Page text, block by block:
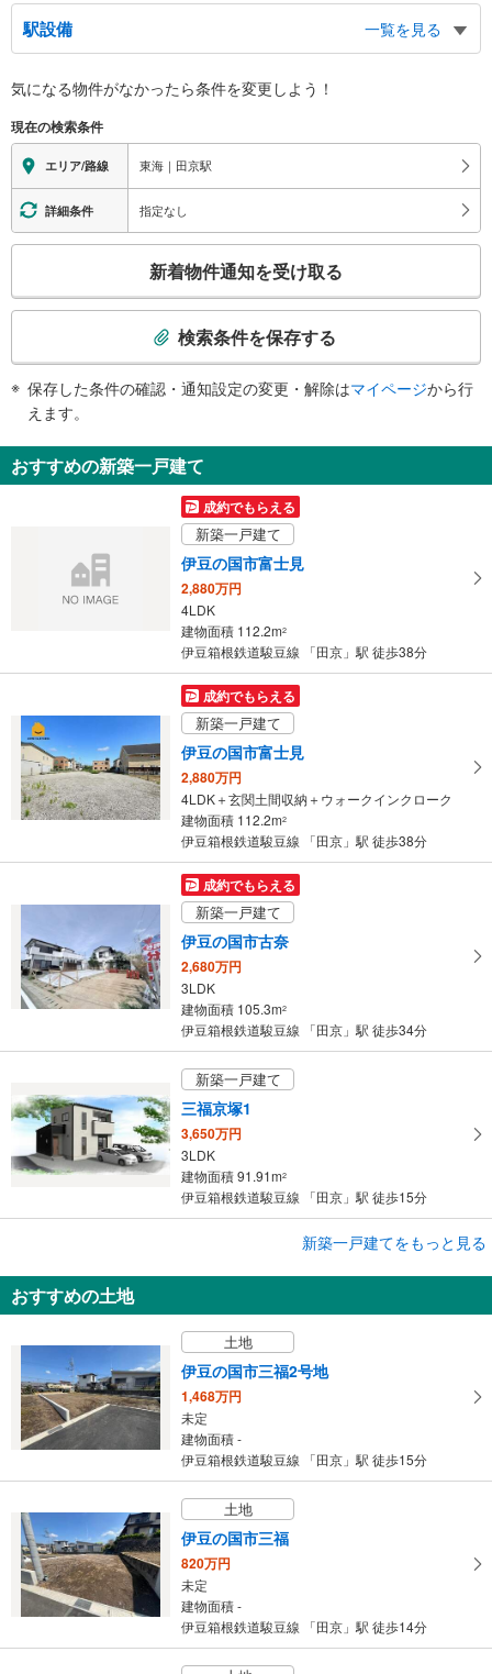
駅設備
一覧を見る
※段差なしでの移動経路
地上⇔改札：×
改札⇔ホーム：
１番線ホーム：○
２番線ホーム：×
気になる物件がなかったら条件を変更しよう！
現在の検索条件
エリア/路線 東海｜田京駅
詳細条件 指定なし
検
知
を
イ
ペ
ー
ジ
に
存
る
新着物件通知を受け取る
検索条件を保存する
保存した条件の確認・通知設定の変更・解除はマイページから行
えます。
おすすめの新築一戸建て
成約でもらえる
新築一戸建て
伊豆の国市富士見
2,880万円
4LDK
建物面積 112.2m2
伊豆箱根鉄道駿豆線 「田京」駅 徒歩38分
成約でもらえる
新築一戸建て
伊豆の国市富士見
2,880万円
4LDK＋玄関土間収納＋ウォークインクローク
建物面積 112.2m2
伊豆箱根鉄道駿豆線 「田京」駅 徒歩38分
成約でもらえる
新築一戸建て
伊豆の国市古奈
2,680万円
3LDK
建物面積 105.3m2
伊豆箱根鉄道駿豆線 「田京」駅 徒歩34分
新築一戸建て
三福京塚1
3,650万円
3LDK
建物面積 91.91m2
伊豆箱根鉄道駿豆線 「田京」駅 徒歩15分
建物面積 105.3m2
伊豆箱根鉄道駿豆線 「田京」駅 徒歩38分
新築一戸建てをもっと見る
おすすめの土地
土地
伊豆の国市三福2号地
1,468万円
未定
建物面積 -
伊豆箱根鉄道駿豆線 「田京」駅 徒歩15分
土地
伊豆の国市三福
820万円
未定
建物面積 -
伊豆箱根鉄道駿豆線 「田京」駅 徒歩14分